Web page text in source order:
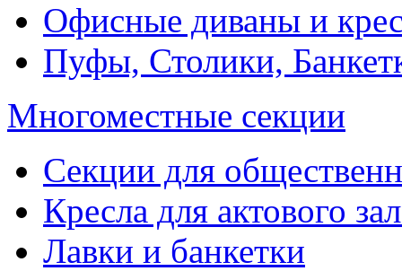
Офисные диваны и
Пуфы, Столики,
Многоместные секции
Секции для
Кресла для актового
Лавки и банкетки